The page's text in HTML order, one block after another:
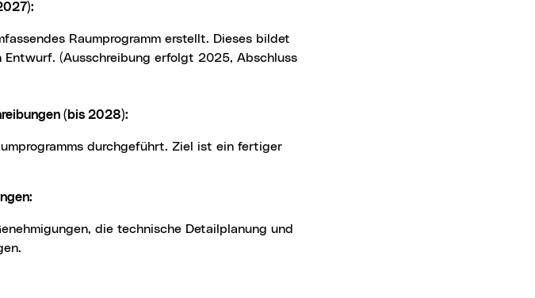
(Ausschreibung erfolgt 2025, Abschluss
(bis 2028):